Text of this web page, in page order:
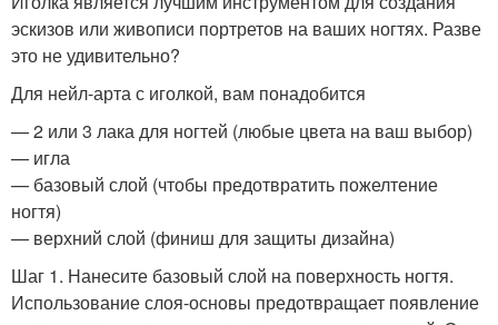
эскизов или живописи портретов на ваших ногтях. Разве
это не удивительно?
Для нейл-арта с иголкой, вам понадобится
— 2 или 3 лака для ногтей (любые цвета на ваш выбор)
— игла
— базовый слой (чтобы предотвратить пожелтение
ногтя)
— верхний слой (финиш для защиты дизайна)
Шаг 1. Нанесите базовый слой на поверхность ногтя.
Использование слоя-основы предотвращает появление